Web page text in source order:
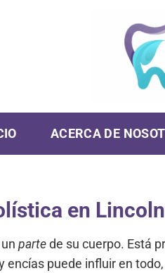
ACERCA DE
en
parte de su cuerpo. Está
encías puede influir en